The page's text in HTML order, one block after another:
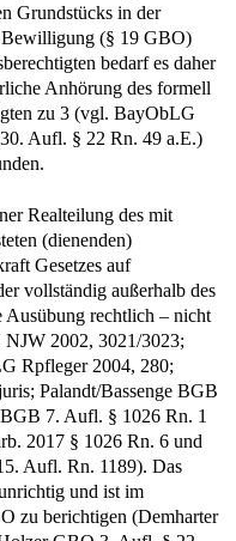
Grundstücks in der
Bewilligung (§ 19 GBO)
bedarf es daher
Anhörung des formell
zu 3 (vgl. BayObLG
Aufl. § 22 Rn. 49 a.E.)
Realteilung des mit
(dienenden)
Gesetzes auf
vollständig außerhalb des
Ausübung rechtlich – nicht
2002, 3021/3023;
Rpfleger 2004, 280;
Palandt/Bassenge BGB
7. Aufl. § 1026 Rn. 1
2017 § 1026 Rn. 6 und
Aufl. Rn. 1189). Das
und ist im
zu berichtigen (Demharter